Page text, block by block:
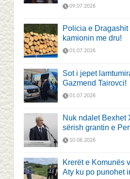
09.07.2026
Policia e Dragashit
kamionin me dru!
01.07.2026
Sot i jepet
Gazmend Tairovci!
01.07.2026
Nuk ndalet Bexhet
sërish grantin e
10.06.2026
Krerët e Komunës
Aty ku po punohet